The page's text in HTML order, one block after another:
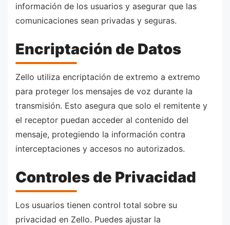
información de los usuarios y asegurar que las
comunicaciones sean privadas y seguras.
Encriptación de Datos
Zello utiliza encriptación de extremo a extremo
para proteger los mensajes de voz durante la
transmisión. Esto asegura que solo el remitente y
el receptor puedan acceder al contenido del
mensaje, protegiendo la información contra
interceptaciones y accesos no autorizados.
Controles de Privacidad
Los usuarios tienen control total sobre su
privacidad en Zello. Puedes ajustar la